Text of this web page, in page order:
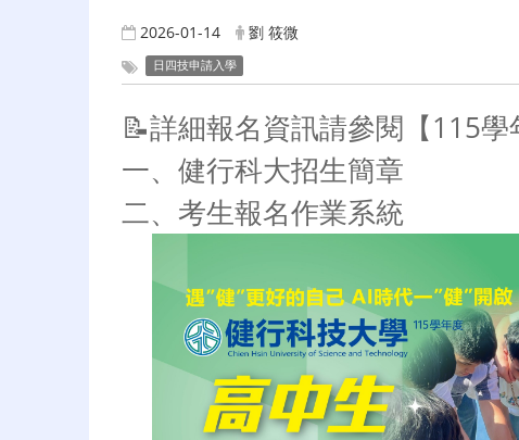
2026-01-14 劉 筱微
日四技申請入學
📝詳細報名資訊請參閱【115
一、健行科大招生簡章
二、考生報名作業系統